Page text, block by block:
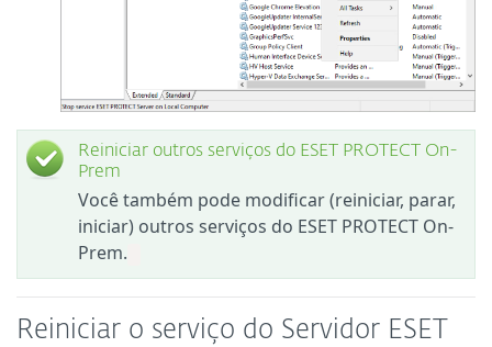
Reiniciar outros serviços do ESET PROTECT On-
Prem
Você também pode modificar (reiniciar, parar,
iniciar) outros serviços do ESET PROTECT On-
Prem.
Reiniciar o serviço do Servidor ESET